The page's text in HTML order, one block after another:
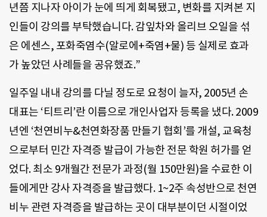
년쯤 지나자 아이가 눈에 띄게 회복됐고, 변화를 지켜본 지
인들이 강의를 부탁했습니다. 감잎차와 올리브 오일을 섞
은 에센스, 포화죽염수(알로에+죽염+물) 등 실제로 효과
가 높았던 사례들을 공유했죠.”
일주일 내내 강의를 다닐 정도로 요청이 늘자, 2005년 손
대표는 ‘티트리’란 이름으로 개인사업자 등록을 냈다. 2009
년엔 ‘천연비누&천연화장품 만들기 협회’를 개설, 교육청
으로부터 민간 자격증 발급이 가능한 전문 학원 허가를 얻
었다. 최소 9개월간 전문가 과정(월 150만원)을 수료한 이
들에게만 강사 자격증을 발급했다. 1~2주 속성반으로 천연
비누 관련 자격증을 발급하는 곳이 대부분이던 시절이었